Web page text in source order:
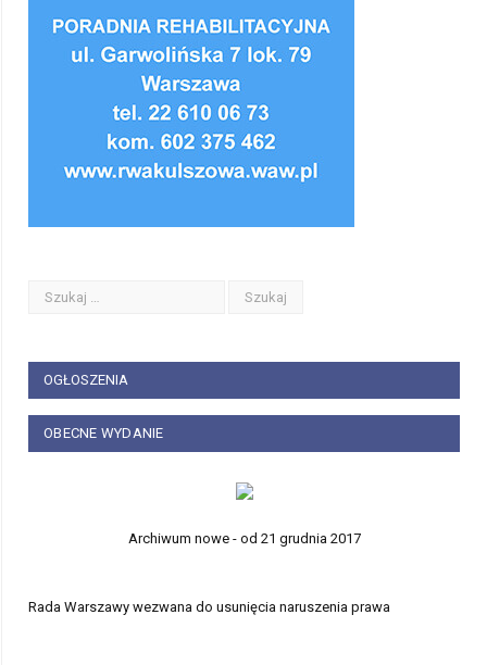
OGŁOSZENIA
OBECNE WYDANIE
Archiwum nowe - od 21 grudnia 2017
Rada Warszawy wezwana do usunięcia naruszenia prawa